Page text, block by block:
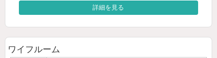
詳細を見る
ワイフルーム